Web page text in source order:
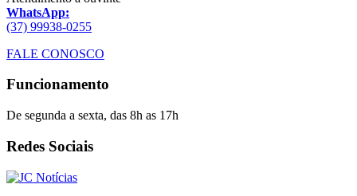
WhatsApp:
(37) 99938-0255
FALE CONOSCO
Funcionamento
De segunda a sexta, das 8h as 17h
Redes Sociais